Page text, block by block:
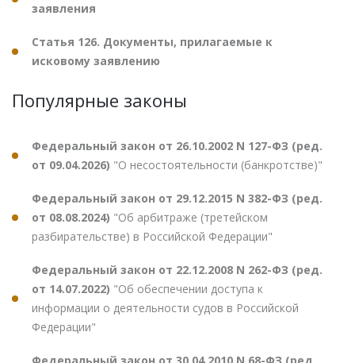
заявления
Статья 126. Документы, прилагаемые к
исковому заявлению
Популярные законы
Федеральный закон от 26.10.2002 N 127-ФЗ (ред.
от 09.04.2026) "О несостоятельности (банкротстве)"
Федеральный закон от 29.12.2015 N 382-ФЗ (ред.
от 08.08.2024) "Об арбитраже (третейском
разбирательстве) в Российской Федерации"
Федеральный закон от 22.12.2008 N 262-ФЗ (ред.
от 14.07.2022) "Об обеспечении доступа к
информации о деятельности судов в Российской
Федерации"